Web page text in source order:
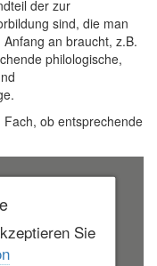
der zur
sind, die man
an braucht, z.B.
philologische,
ob entsprechende
Sie